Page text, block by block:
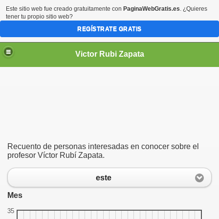
Victor Rubi Zapata
Recuento de personas interesadas en conocer sobre el
profesor Víctor Rubí Zapata.
este
Mes
35
VÍCTOR RUBÍ ZAPATA
Este sitio web fue creado gratuitamente con PaginaWebGratis.es. ¿Quieres
tener tu propio sitio web?
REGÍSTRATE GRATIS